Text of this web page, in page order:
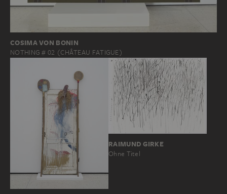
COSIMA VON BONIN
NOTHING # 02 (CHÂTEAU FATIGUE)
RAIMUND GIRKE
Ohne Titel